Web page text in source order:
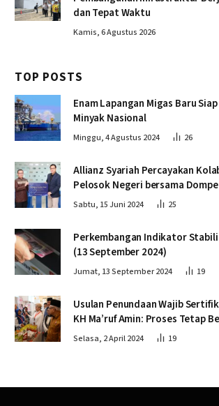
dan Tepat Waktu
Kamis, 6 Agustus 2026
TOP POSTS
Enam Lapangan Migas Baru
Minyak Nasional
Minggu, 4 Agustus 2024 26
Allianz Syariah Percayakan
Pelosok Negeri bersama
Sabtu, 15 Juni 2024 25
Perkembangan Indikator
(13 September 2024)
Jumat, 13 September 2024 19
Usulan Penundaan Wajib Sertifikasi
KH Ma’ruf Amin: Proses Tetap
Penahapan
Selasa, 2 April 2024 19